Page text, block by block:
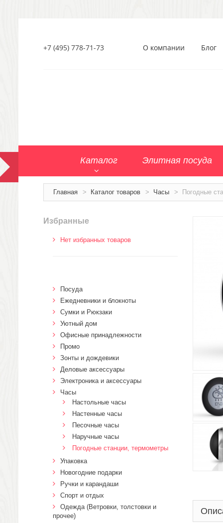
+7 (495) 778-71-73 О компании Блог
Каталог Элитная посуда
Главная > Каталог товаров > Часы > Погодные
Избранные
Нет избранных товаров
Посуда
Ежедневники и блокноты
Сумки и Рюкзаки
Уютный дом
Офисные принадлежности
Промо
Зонты и дождевики
Деловые аксессуары
Электроника и аксессуары
Часы
Настольные часы
Настенные часы
Песочные часы
Наручные часы
Погодные станции, термометры
Упаковка
Новогодние подарки
Ручки и карандаши
Спорт и отдых
Одежда (Ветровки, толстовки и
прочее)